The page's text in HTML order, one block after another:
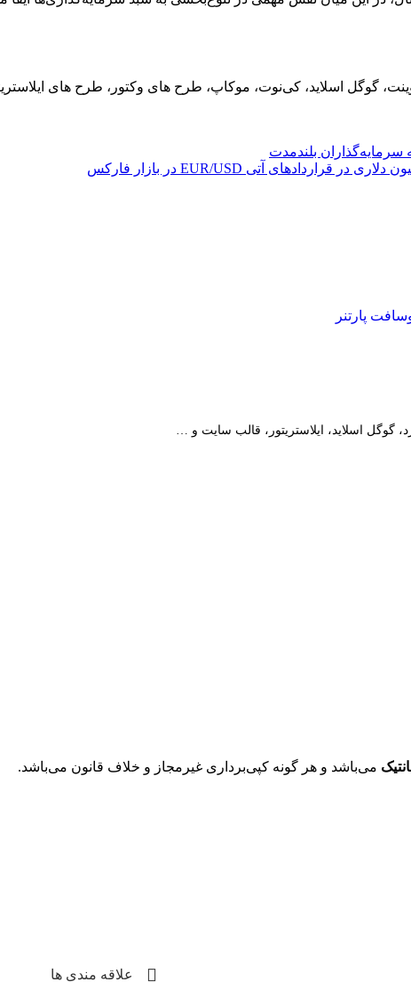
گوگل اسلاید، کی‌نوت، موکاپ، طرح های وکتور، طرح های
سرمایه‌گذاران بلندمدت
پارتنر
گوگل اسلاید، ایلاستریتور، قالب سایت و …
می‌باشد و هر گونه کپی‌برداری غیرمجاز و خلاف قانون می‌باشد.
علاقه مندی ها